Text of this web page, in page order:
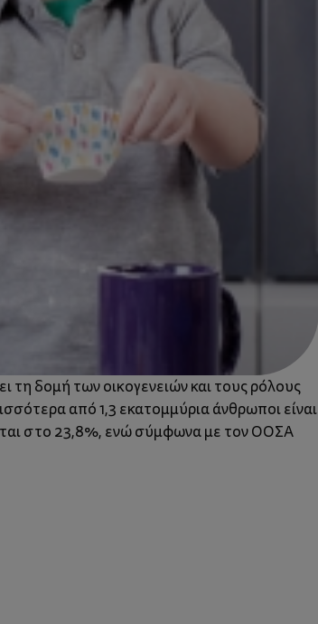
τη δομή των οικογενειών και τους ρόλους
από 1,3 εκατομμύρια άνθρωποι είναι
στο 23,8%, ενώ σύμφωνα με τον ΟΟΣΑ